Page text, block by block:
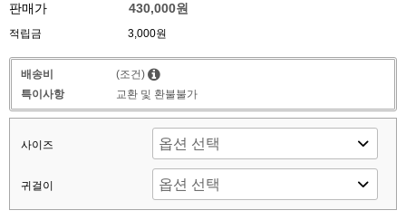
판매가 430,000원
적립금 3,000원
배송비
(조건)
특이사항
교환 및 환불불가
사이즈
귀걸이